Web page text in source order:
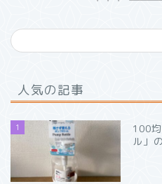
人気の記事
1
100
ル」